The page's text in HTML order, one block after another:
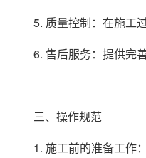
5. 质量控制：在施工
6. 售后服务：提供完
三、操作规范
1. 施工前的准备工作